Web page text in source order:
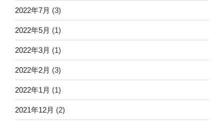
2022年7月 (3)
2022年5月 (1)
2022年3月 (1)
2022年2月 (3)
2022年1月 (1)
2021年12月 (2)